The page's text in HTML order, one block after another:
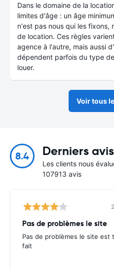
Dans le domaine de la
limites d'âge : un âge
n'est pas nous qui les fixons,
de location. Ces règles
agence à l'autre, mais aussi
dépendent parfois du type
louer.
Voir tous
8.4 Derniers
Les clients nous
107913 avis
Pas de problèmes le site
Pas de problèmes le site est
fait